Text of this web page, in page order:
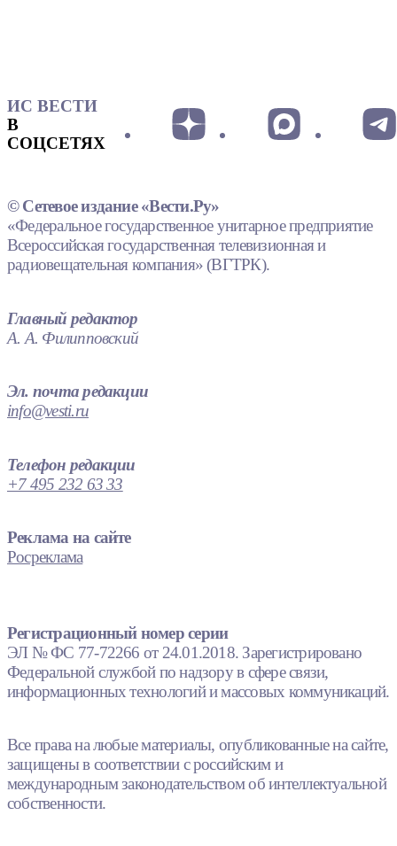
ИС ВЕСТИ
В
СОЦСЕТЯХ
© Сетевое издание «Вести.Ру»
«Федеральное государственное унитарное предприятие
Всероссийская государственная телевизионная и
радиовещательная компания» (ВГТРК).
Главный редактор
А. А. Филипповский
Эл. почта редакции
info@vesti.ru
Телефон редакции
+7 495 232 63 33
Реклама на сайте
Росреклама
Регистрационный номер серии
ЭЛ № ФС 77-72266 от 24.01.2018. Зарегистрировано
Федеральной службой по надзору в сфере связи,
информационных технологий и массовых коммуникаций.
Все права на любые материалы, опубликованные на сайте,
защищены в соответствии с российским и
международным законодательством об интеллектуальной
собственности.